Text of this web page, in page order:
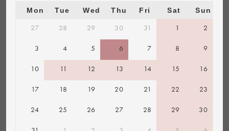
Mon Tue Wed Thu Fri Sat Sun
27 28 29 30 31 1 2
3 4 5 6 7 8 9
10 11 12 13 14 15 16
17 18 19 20 21 22 23
24 25 26 27 28 29 30